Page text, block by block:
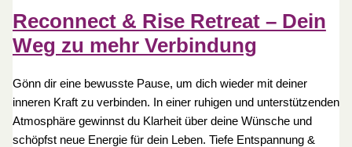
Reconnect & Rise Retreat – Dein
Weg zu mehr Verbindung
Gönn dir eine bewusste Pause, um dich wieder mit deiner
inneren Kraft zu verbinden. In einer ruhigen und unterstützenden
Atmosphäre gewinnst du Klarheit über deine Wünsche und
schöpfst neue Energie für dein Leben. Tiefe Entspannung &